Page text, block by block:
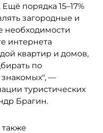
порядка 15–17%
загородные и
необходимости
интернета
квартир и домов,
по
—
туристических
Брагин.